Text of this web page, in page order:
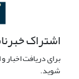
اشتراک
برای دریافت
شوید.